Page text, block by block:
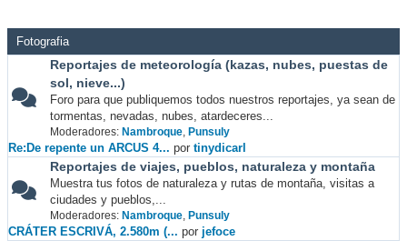
Fotografia
Reportajes de meteorología (kazas, nubes, puestas de
sol, nieve...)
Foro para que publiquemos todos nuestros reportajes, ya sean de
tormentas, nevadas, nubes, atardeceres...
Moderadores: Nambroque, Punsuly
Re:De repente un ARCUS 4... por tinydicarl
Reportajes de viajes, pueblos, naturaleza y montaña
Muestra tus fotos de naturaleza y rutas de montaña, visitas a
ciudades y pueblos,...
Moderadores: Nambroque, Punsuly
CRÁTER ESCRIVÁ, 2.580m (... por jefoce